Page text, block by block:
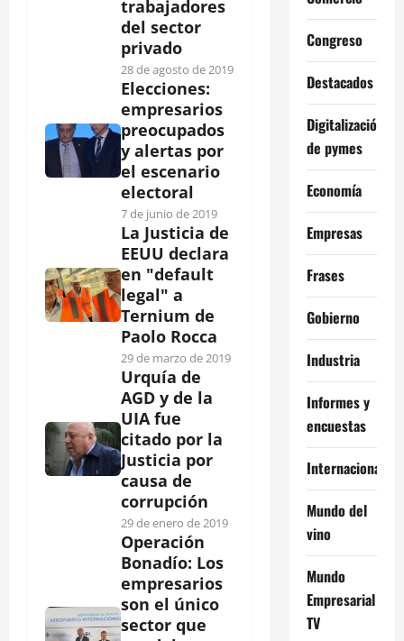
trabajadores
del sector
privado
28 de agosto de 2019
Elecciones:
empresarios
preocupados
y alertas por
el escenario
electoral
7 de junio de 2019
La Justicia de
EEUU declara
en "default
legal" a
Ternium de
Paolo Rocca
29 de marzo de 2019
Urquía de
AGD y de la
UIA fue
citado por la
Justicia por
causa de
corrupción
29 de enero de 2019
Operación
Bonadío: Los
empresarios
son el único
sector que
Congreso
Destacados
Digitalización
de pymes
Economía
Empresas
Frases
Gobierno
Industria
Informes y
encuestas
Internacional
Mundo del
vino
Mundo
Empresarial
TV